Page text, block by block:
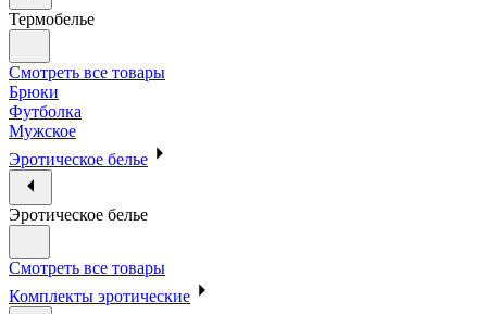
Термобелье
Смотреть все товары
Брюки
Футболка
Мужское
Эротическое белье
Эротическое белье
Смотреть все товары
Комплекты эротические